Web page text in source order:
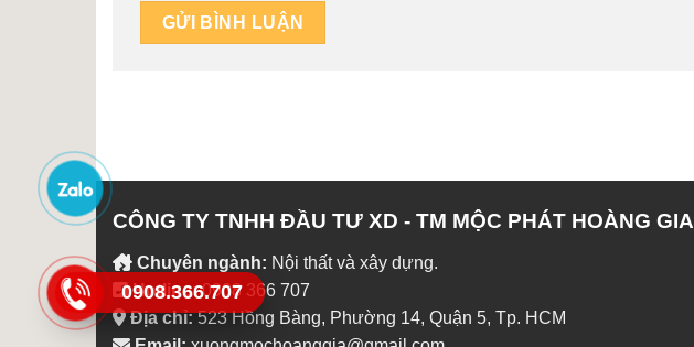
CÔNG TY TNHH ĐẦU TƯ XD - TM MỘC PHÁT HOÀNG GIA
Chuyên ngành: Nội thất và xây dựng.
Hotline:0908 366 707
Địa chỉ:523 Hồng Bàng, Phường 14, Quận 5, Tp. HCM
0908.366.707